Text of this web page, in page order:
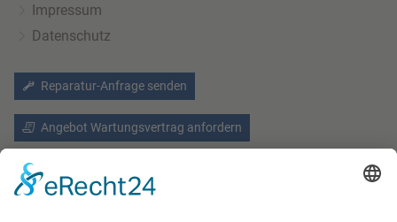
Impressum
Datenschutz
Reparatur-Anfrage senden
Angebot Wartungsvertrag anfordern
Allgemeine Geschäftsbedingungen